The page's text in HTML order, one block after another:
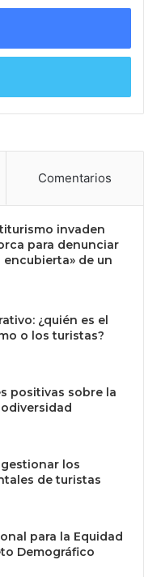
Comentarios
invaden
para denunciar
de un
¿quién es el
o los turistas?
positivas sobre la
los
de turistas
para la Equidad
Demográfico